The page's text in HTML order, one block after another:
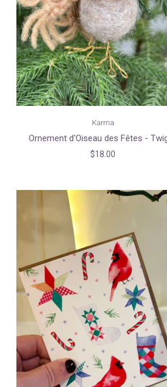
Karma
Ornement d'Oiseau des Fêtes -
$18.00